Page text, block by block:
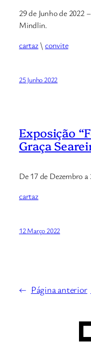
29 de Junho de 2022
Mindlin.
cartaz\convite
25 Junho 2022
Exposição
Graça
De 17 de Dezembro
cartaz
12 Março 2022
← Página anterior